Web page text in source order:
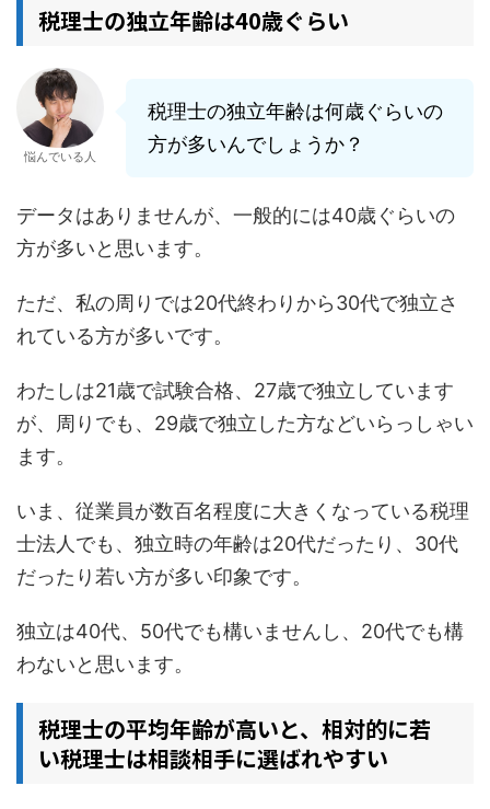
税理士の独立年齢は40歳ぐらい
悩んでいる人
税理士の独立年齢は何歳ぐらいの
方が多いんでしょうか？
データはありませんが、一般的には40歳ぐらいの
方が多いと思います。
ただ、私の周りでは20代終わりから30代で独立さ
れている方が多いです。
わたしは21歳で試験合格、27歳で独立しています
が、周りでも、29歳で独立した方などいらっしゃい
ます。
いま、従業員が数百名程度に大きくなっている税理
士法人でも、独立時の年齢は20代だったり、30代
だったり若い方が多い印象です。
独立は40代、50代でも構いませんし、20代でも構
わないと思います。
税理士の平均年齢が高いと、相対的に若
い税理士は相談相手に選ばれやすい